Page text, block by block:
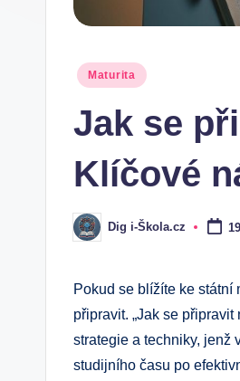
Posted
Maturita
Jak se
Klíčové
Posted
by
Dig i-Škola.cz
Pokud se blížíte ke státní
připravit. „Jak se
strategie a techniky, jenž
studijního času po